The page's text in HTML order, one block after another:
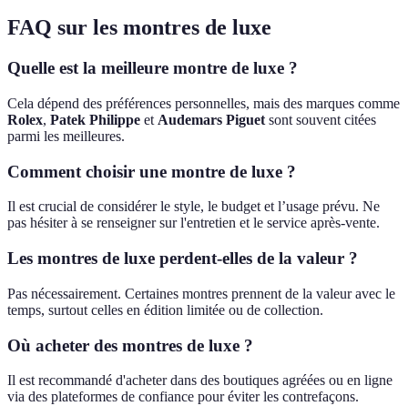
FAQ sur les montres de luxe
Quelle est la meilleure montre de luxe ?
Cela dépend des préférences personnelles, mais des marques comme
Rolex, Patek Philippe et Audemars Piguet sont souvent citées
parmi les meilleures.
Comment choisir une montre de luxe ?
Il est crucial de considérer le style, le budget et l’usage prévu. Ne
pas hésiter à se renseigner sur l'entretien et le service après-vente.
Les montres de luxe perdent-elles de la valeur ?
Pas nécessairement. Certaines montres prennent de la valeur avec le
temps, surtout celles en édition limitée ou de collection.
Où acheter des montres de luxe ?
Il est recommandé d'acheter dans des boutiques agréées ou en ligne
via des plateformes de confiance pour éviter les contrefaçons.